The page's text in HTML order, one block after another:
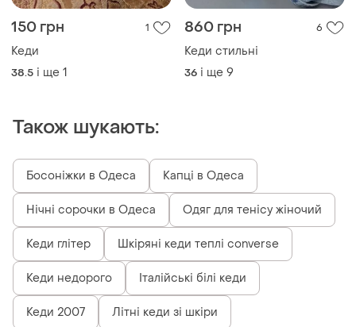
150 грн 1
Кеди
38.5 і ще 1
860 грн 6
Кеди стильні
36 і ще 9
Також шукають:
Босоніжки в Одеса Капці в Одеса
Нічні сорочки в Одеса Одяг для тенісу жіночий
Кеди глітер Шкіряні кеди теплі converse
Кеди недорого Італійські білі кеди
Кеди 2007 Літні кеди зі шкіри